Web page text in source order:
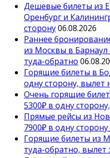
Дешевые билеты из
Оренбург и
сторону06.08.2026
Раннее
из Москвы в Барнаул
туда-обратно
Горящие билеты в
одну сторону, вылет
Очень горящие
5300₽ в одну
Прямые рейсы из
7900₽ в одну
Горящие билеты из
туда-обратно, вылет